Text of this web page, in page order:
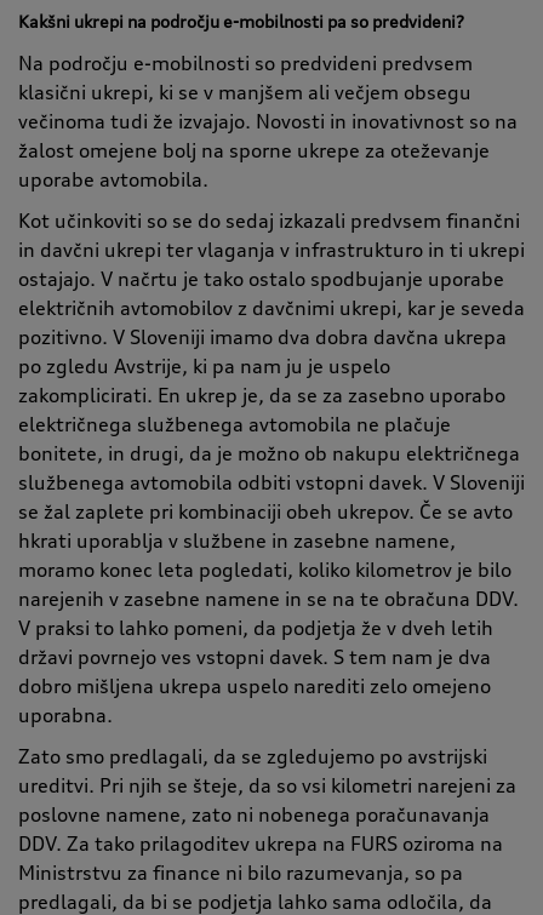
Kakšni ukrepi na področju e-mobilnosti pa so predvideni?
Na področju e-mobilnosti so predvideni predvsem
klasični ukrepi, ki se v manjšem ali večjem obsegu
večinoma tudi že izvajajo. Novosti in inovativnost so na
žalost omejene bolj na sporne ukrepe za oteževanje
uporabe avtomobila.
Kot učinkoviti so se do sedaj izkazali predvsem finančni
in davčni ukrepi ter vlaganja v infrastrukturo in ti ukrepi
ostajajo. V načrtu je tako ostalo spodbujanje uporabe
električnih avtomobilov z davčnimi ukrepi, kar je seveda
pozitivno. V Sloveniji imamo dva dobra davčna ukrepa
po zgledu Avstrije, ki pa nam ju je uspelo
zakomplicirati. En ukrep je, da se za zasebno uporabo
električnega službenega avtomobila ne plačuje
bonitete, in drugi, da je možno ob nakupu električnega
službenega avtomobila odbiti vstopni davek. V Sloveniji
se žal zaplete pri kombinaciji obeh ukrepov. Če se avto
hkrati uporablja v službene in zasebne namene,
moramo konec leta pogledati, koliko kilometrov je bilo
narejenih v zasebne namene in se na te obračuna DDV.
V praksi to lahko pomeni, da podjetja že v dveh letih
državi povrnejo ves vstopni davek. S tem nam je dva
dobro mišljena ukrepa uspelo narediti zelo omejeno
uporabna.
Zato smo predlagali, da se zgledujemo po avstrijski
ureditvi. Pri njih se šteje, da so vsi kilometri narejeni za
poslovne namene, zato ni nobenega poračunavanja
DDV. Za tako prilagoditev ukrepa na FURS oziroma na
Ministrstvu za finance ni bilo razumevanja, so pa
predlagali, da bi se podjetja lahko sama odločila, da